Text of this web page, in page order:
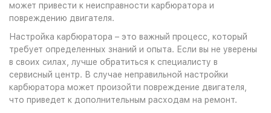
может привести к неисправности карбюратора и
повреждению двигателя.
Настройка карбюратора – это важный процесс, который
требует определенных знаний и опыта. Если вы не уверены
в своих силах, лучше обратиться к специалисту в
сервисный центр. В случае неправильной настройки
карбюратора может произойти повреждение двигателя,
что приведет к дополнительным расходам на ремонт.